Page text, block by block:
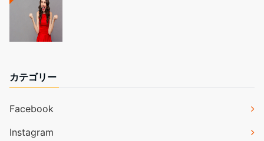
カテゴリー
Facebook
Instagram